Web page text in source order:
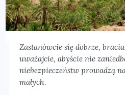
Zastanówcie się dobrze,
uważajcie, abyście nie
niebezpieczeństw prowadzą
małych.